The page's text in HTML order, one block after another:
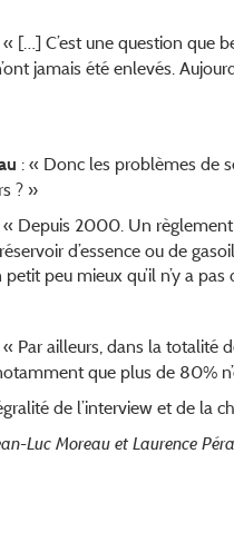
[…] C’est une question que
jamais été enlevés.
: « Donc les problèmes de
? »
Depuis 2000. Un règlement
d’essence ou de
peu mieux qu’il n’y a
Par ailleurs, dans la totalité
que plus de 80%
de l’interview et de la
Luc Moreau et Laurence